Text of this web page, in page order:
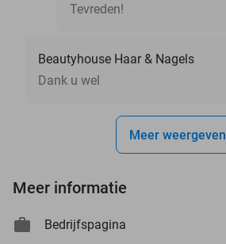
Tevreden!
Beautyhouse Haar & Nagels
Dank u wel
Meer weergeven
Meer informatie
Bedrijfspagina